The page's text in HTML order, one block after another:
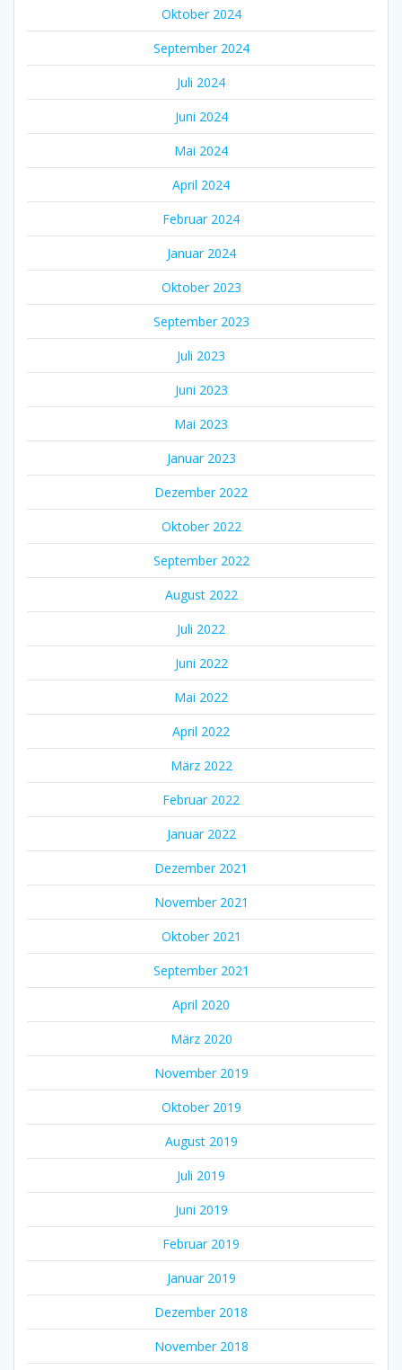
Oktober 2024
September 2024
Juli 2024
Juni 2024
Mai 2024
April 2024
Februar 2024
Januar 2024
Oktober 2023
September 2023
Juli 2023
Juni 2023
Mai 2023
Januar 2023
Dezember 2022
Oktober 2022
September 2022
August 2022
Juli 2022
Juni 2022
Mai 2022
April 2022
März 2022
Februar 2022
Januar 2022
Dezember 2021
November 2021
Oktober 2021
September 2021
April 2020
März 2020
November 2019
Oktober 2019
August 2019
Juli 2019
Juni 2019
Februar 2019
Januar 2019
Dezember 2018
November 2018